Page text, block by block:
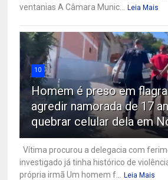
ventanias A Câmara Munic...
Leia Mais
10
Homem é preso em
agredir namorada de 17
quebrar celular dela em
Vítima procurou a delegacia com
investigado já tinha histórico de
própria irmã Um homem f...
Leia Mais